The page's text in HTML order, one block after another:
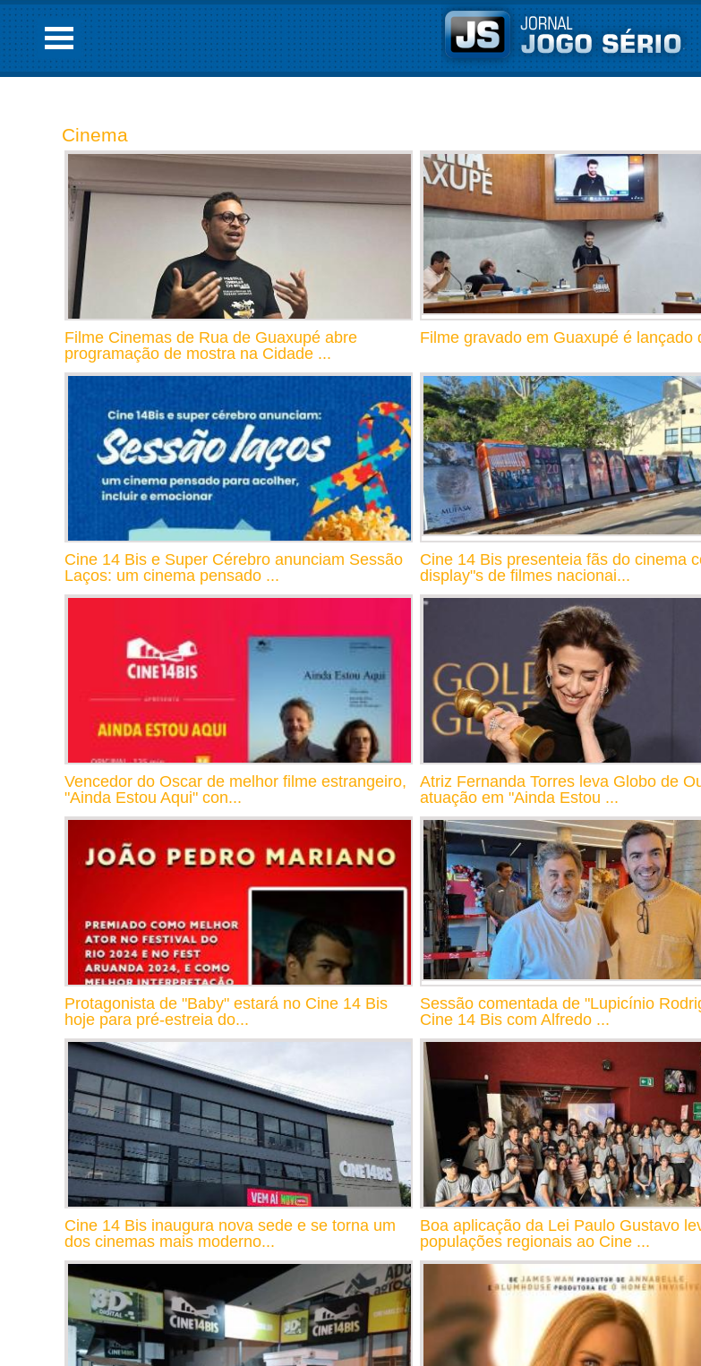
Cinema
Filme Cinemas de Rua de Guaxupé abre
programação de mostra na Cidade ...
Filme gravado em Guaxupé é lançado
Cine 14 Bis e Super Cérebro anunciam Sessão
Laços: um cinema pensado ...
Cine 14 Bis presenteia fãs do cinema
display"s de filmes nacionai...
Vencedor do Oscar de melhor filme estrangeiro,
"Ainda Estou Aqui" con...
Atriz Fernanda Torres leva Globo de
atuação em "Ainda Estou ...
Protagonista de "Baby" estará no Cine 14 Bis
hoje para pré-estreia do...
Sessão comentada de "Lupicínio
Cine 14 Bis com Alfredo ...
Cine 14 Bis inaugura nova sede e se torna um
dos cinemas mais moderno...
Boa aplicação da Lei Paulo Gustavo
populações regionais ao Cine ...